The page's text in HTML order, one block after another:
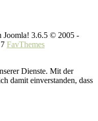
3.6.5 © 2005 -
FavThemes
Dienste. Mit der
damit einverstanden, dass